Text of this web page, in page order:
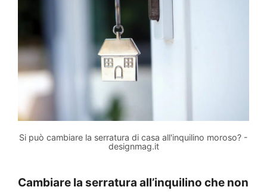
Si può cambiare la serratura di casa all'inquilino moroso? -
designmag.it
Cambiare la serratura all’inquilino che non